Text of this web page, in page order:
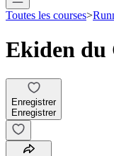
Toutes les courses>
Ekiden du
Enregistrer
Enregistrer